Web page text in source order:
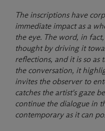
The inscriptions have
immediate impact as a
the eye. The word, in
thought by driving it
reflections, and it is so
the conversation, it
invites the observer to
catches the artist's gaze
continue the dialogue in
contemporary as it can